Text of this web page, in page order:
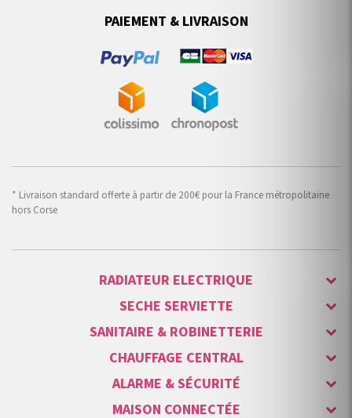
PAIEMENT & LIVRAISON
* Livraison standard offerte à partir de 200€ pour la France métropolitaine
hors Corse
RADIATEUR ELECTRIQUE
SECHE SERVIETTE
SANITAIRE & ROBINETTERIE
CHAUFFAGE CENTRAL
ALARME & SÉCURITÉ
MAISON CONNECTÉE